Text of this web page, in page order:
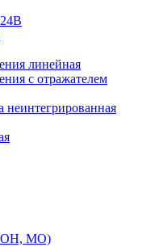
линейная
с отражателем
МО)